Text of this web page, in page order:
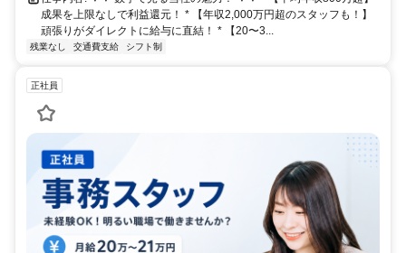
成果を上限なしで利益還元！ * 【年収2,000万円超のスタッフも！】
頑張りがダイレクトに給与に直結！ * 【20〜3...
残業なし 交通費支給 シフト制
正社員